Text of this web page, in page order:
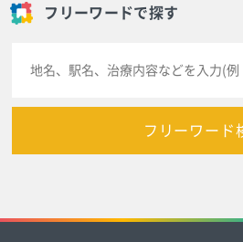
フリーワードで探す
フリーワード